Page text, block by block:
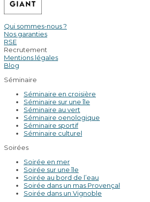
Qui sommes-nous ?
Nos garanties
RSE
Recrutement
Mentions légales
Blog
Séminaire
Séminaire en croisière
Séminaire sur une île
Séminaire au vert
Séminaire oenologique
Séminaire sportif
Séminaire culturel
Soirées
Soirée en mer
Soirée sur une île
Soirée au bord de l’eau
Soirée dans un mas Provençal
Soirée dans un Vignoble